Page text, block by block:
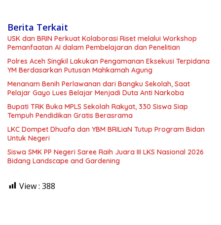
Berita Terkait
USK dan BRIN Perkuat Kolaborasi Riset melalui Workshop
Pemanfaatan AI dalam Pembelajaran dan Penelitian
Polres Aceh Singkil Lakukan Pengamanan Eksekusi Terpidana
YM Berdasarkan Putusan Mahkamah Agung
Menanam Benih Perlawanan dari Bangku Sekolah, Saat
Pelajar Gayo Lues Belajar Menjadi Duta Anti Narkoba
Bupati TRK Buka MPLS Sekolah Rakyat, 330 Siswa Siap
Tempuh Pendidikan Gratis Berasrama
LKC Dompet Dhuafa dan YBM BRILiaN Tutup Program Bidan
Untuk Negeri
Siswa SMK PP Negeri Saree Raih Juara III LKS Nasional 2026
Bidang Landscape and Gardening
View : 388